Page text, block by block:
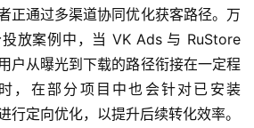
正通过多渠道协同优化获客路径。万
放案例中，当 VK Ads 与 RuStore
户从曝光到下载的路径衔接在一定程
，在部分项目中也会针对已安装
行定向优化，以提升后续转化效率。